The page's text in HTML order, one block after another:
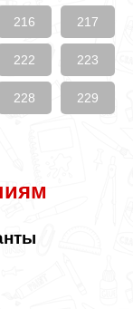
216 217
222 223
228 229